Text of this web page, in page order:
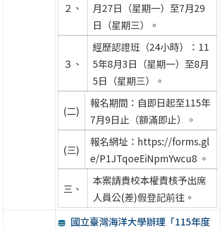
２、
月27日（星期一）至7月29
日（星期三）。
３、
經歷認證班（24小時）：11
5年8月3日（星期一）至8月
5日（星期三）。
(二)
報名期間：自即日起至115年
7月9日止（額滿即止）。
(三)
報名網址：https://forms.gl
e/P1JTqoeEiNpmYwcu8 。
三、
本案請貴校本權責核予出席
人員公(差)假登記前往。
國立臺灣海洋大學辦理「115年度